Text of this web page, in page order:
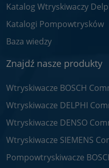
Katalog Wtryskiwaczy
Katalogi Pompowtrysków
Baza wiedzy
Znajdź nasze produkty
Wtryskiwacze BOSCH
Wtryskiwacze DELPHI
Wtryskiwacze DENSO
Wtryskiwacze SIEMENS
Pompowtryskiwacze